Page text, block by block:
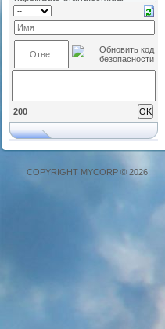
200
COPYRIGHT MYCORP © 2026